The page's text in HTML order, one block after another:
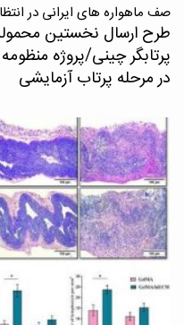
صف ماهواره های ایرانی در
طرح ارسال نخستین
پرتابگر چینی/پروژه منظومه
در مرحله پرتاب آزمایشی